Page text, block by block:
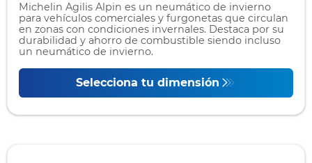
Michelin Agilis Alpin es un neumático de invierno
para vehículos comerciales y furgonetas que circulan
en zonas con condiciones invernales. Destaca por su
durabilidad y ahorro de combustible siendo incluso
un neumático de invierno.
Selecciona tu dimensión